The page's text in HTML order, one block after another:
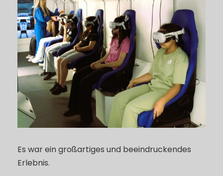
Es war ein großartiges und beeindruckendes
Erlebnis.